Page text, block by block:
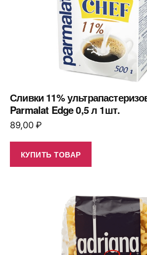
Сливки 11%
Parmalat Edge 0,5 л 1шт.
89,00₽
КУПИТЬ ТОВАР